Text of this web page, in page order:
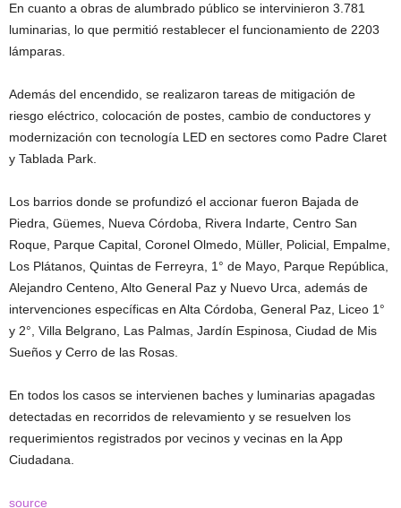
En cuanto a obras de alumbrado público se intervinieron 3.781
luminarias, lo que permitió restablecer el funcionamiento de 2203
lámparas.
Además del encendido, se realizaron tareas de mitigación de
riesgo eléctrico, colocación de postes, cambio de conductores y
modernización con tecnología LED en sectores como Padre Claret
y Tablada Park.
Los barrios donde se profundizó el accionar fueron Bajada de
Piedra, Güemes, Nueva Córdoba, Rivera Indarte, Centro San
Roque, Parque Capital, Coronel Olmedo, Müller, Policial, Empalme,
Los Plátanos, Quintas de Ferreyra, 1° de Mayo, Parque República,
Alejandro Centeno, Alto General Paz y Nuevo Urca, además de
intervenciones específicas en Alta Córdoba, General Paz, Liceo 1°
y 2°, Villa Belgrano, Las Palmas, Jardín Espinosa, Ciudad de Mis
Sueños y Cerro de las Rosas.
En todos los casos se intervienen baches y luminarias apagadas
detectadas en recorridos de relevamiento y se resuelven los
requerimientos registrados por vecinos y vecinas en la App
Ciudadana.
source